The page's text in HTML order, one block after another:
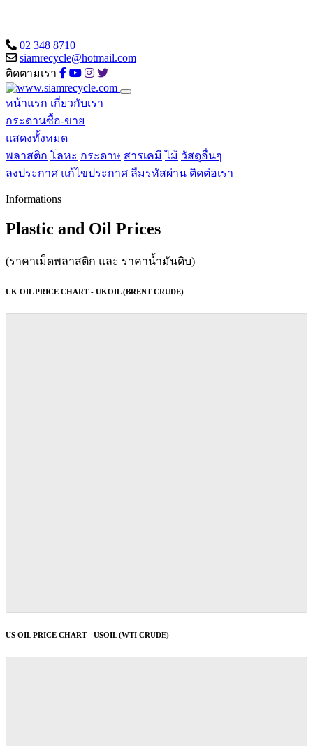
02 348 8710
siamrecycle@hotmail.com
ติดตามเรา
หน้าแรก เกี่ยวกับเรา
กระดานซื้อ-ขาย
แสดงทั้งหมด
พลาสติก โลหะ กระดาษ สารเคมี ไม้ วัสดุอื่นๆ
ลงประกาศ แก้ไขประกาศ ลืมรหัสผ่าน ติดต่อเรา
Informations
Plastic and Oil Prices
(ราคาเม็ดพลาสติก และ ราคาน้ำมันดิบ)
UK OIL PRICE CHART - UKOIL (BRENT CRUDE)
US OIL PRICE CHART - USOIL (WTI CRUDE)